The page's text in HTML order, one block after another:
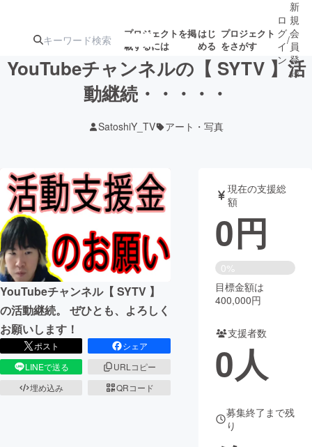
プロジェクトを掲
載するには
はじ
める
プロジェクト
をさがす
ジェクト
募集終了が近いプ
ロジェクト
アート・写真 音楽
ゲーム・サ
映像・映画 書籍・雑誌
ビジネス・起業 チャレンジ
まちづくり・地域活性化
CAMPFIRE for Social Good
CAMPFIRE Creation
ロ
グ
イ
ン
/
新
規
会
員
登
録
YouTubeチャンネルの【 SYTV 】活
動継続・・・・・
SatoshiY_TV アート・写真
YouTubeチャンネル【 SYTV 】
の活動継続。 ぜひとも、よろしく
お願いします！
ポスト
シェア
LINEで送る
URLコピー
埋め込み
QRコード
現在の支援総
額
0円
0%
目標金額は
400,000円
支援者数
0人
募集終了まで残
り